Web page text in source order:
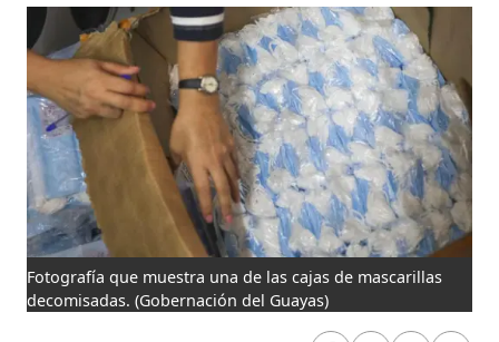
Fotografía que muestra una de las cajas de mascarillas
decomisadas. (Gobernación del Guayas)